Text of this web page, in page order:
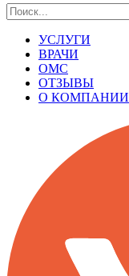
УСЛУГИ
ВРАЧИ
ОМС
ОТЗЫВЫ
О КОМПАНИИ